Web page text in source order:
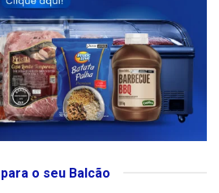
o seu Balcão